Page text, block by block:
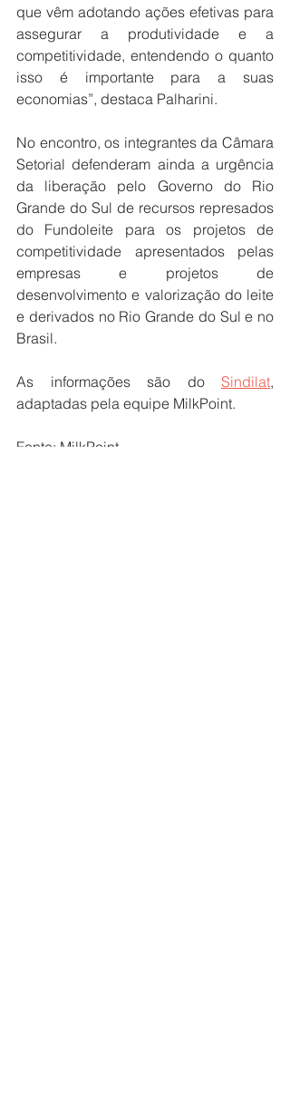
que vêm adotando ações efetivas para
assegurar a produtividade e a
competitividade, entendendo o quanto
isso é importante para a suas
economias”, destaca Palharini.
No encontro, os integrantes da Câmara
Setorial defenderam ainda a urgência
da liberação pelo Governo do Rio
Grande do Sul de recursos represados
do Fundoleite para os projetos de
competitividade apresentados pelas
empresas e projetos de
desenvolvimento e valorização do leite
e derivados no Rio Grande do Sul e no
Brasil.
As informações são do Sindilat,
adaptadas pela equipe MilkPoint.
Fonte: MilkPoint